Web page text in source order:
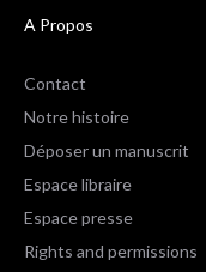
A Propos
Contact
Notre histoire
Déposer un manuscrit
Espace libraire
Espace presse
Rights and permissions